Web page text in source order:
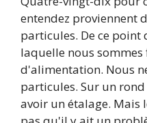
entendez proviennent
particules. De ce point
laquelle nous sommes
d'alimentation. Nous
particules. Sur un
avoir un étalage. Mais